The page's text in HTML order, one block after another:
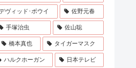
ヴィッド･ボウイ 佐野元春
手塚治虫 佐山聡
橋本真也 タイガーマスク
ハルクホーガン 日本テレビ